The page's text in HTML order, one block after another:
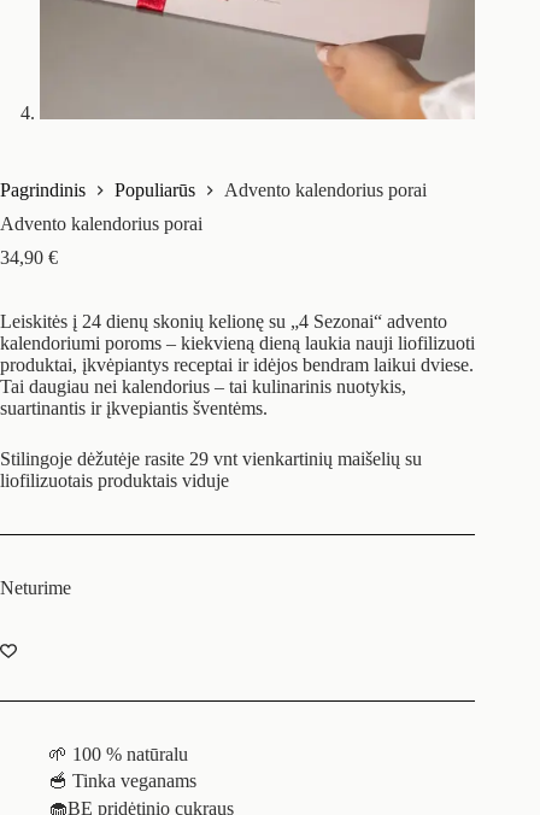
Pagrindinis Populiarūs
Advento kalendorius porai
Advento kalendorius porai
34,90 €
Leiskitės į 24 dienų skonių kelionę su „4 Sezonai“ advento
kalendoriumi poroms – kiekvieną dieną laukia nauji liofilizuoti
produktai, įkvėpiantys receptai ir idėjos bendram laikui dviese.
Tai daugiau nei kalendorius – tai kulinarinis nuotykis,
suartinantis ir įkvepiantis šventėms.
Stilingoje dėžutėje rasite 29 vnt vienkartinių maišelių su
liofilizuotais produktais viduje
Neturime
🌱 100 % natūralu
🥣 Tinka veganams
🧁BE pridėtinio cukraus